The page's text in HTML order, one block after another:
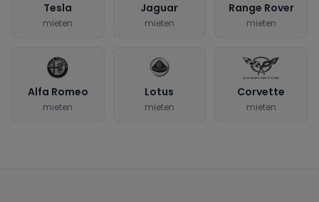
Tesla
mieten
Jaguar
mieten
Range Rover
mieten
Alfa Romeo
mieten
Lotus
mieten
Corvette
mieten